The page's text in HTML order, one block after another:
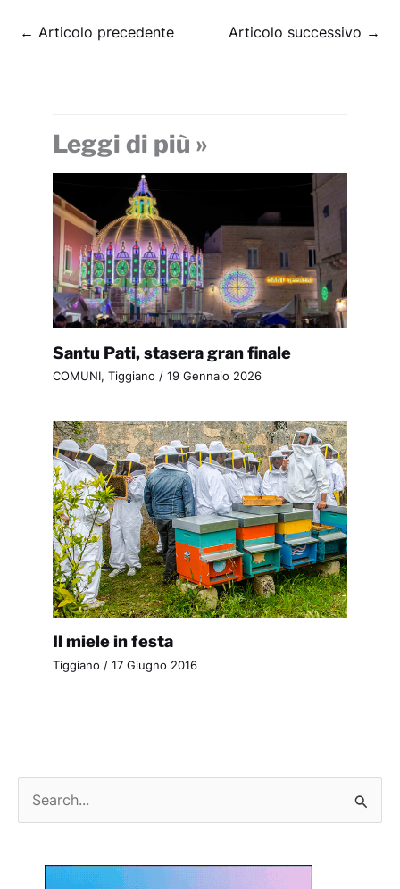
← Articolo precedente Articolo successivo →
Leggi di più »
Santu Pati, stasera gran finale
COMUNI, Tiggiano / 19 Gennaio 2026
Il miele in festa
Tiggiano / 17 Giugno 2016